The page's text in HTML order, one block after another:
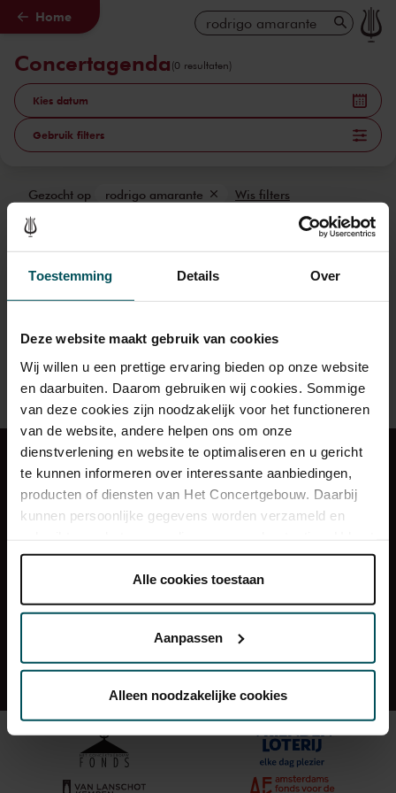
Toestemming Details Over
Deze website maakt gebruik van cookies
Wij willen u een prettige ervaring bieden op onze website
en daarbuiten. Daarom gebruiken wij cookies. Sommige
van deze cookies zijn noodzakelijk voor het functioneren
van de website, andere helpen ons om onze
dienstverlening en website te optimaliseren en u gericht
te kunnen informeren over interessante aanbiedingen,
producten of diensten van Het Concertgebouw. Daarbij
kunnen persoonlijke gegevens worden verzameld en
onder 'aanpassen' zelf welke cookies wij mogen
Lees onze cookieverklaring hier. Lees onze
Via decookieverklaringop onze website kunt u uw
We werken samen met
die uw gegevens
kunnen ontvangen en verwerken.
Alle cookies toestaan
Aanpassen
Alleen noodzakelijke cookies
Naar hoofdcontent
Home
Concertagenda (0 resultaten)
Kies datum
Gebruik filters
Gezocht op rodrigo amarante Wis filters
Wij helpen je kiezen!
Gebruik de keuzehulp om
een concert te vinden dat bij
Naar de keuzehulp
Veelgestelde vragen
Pers
Maandblad Preludium
Route en parkeren
Vacatures
Geluidsfragmenten mogelijk gemaakt door